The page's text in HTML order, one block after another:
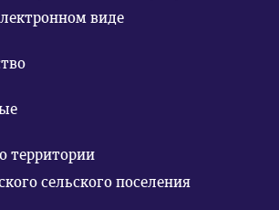
виде
территории
сельского поселения